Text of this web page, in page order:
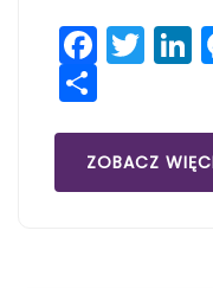
Share
ZOBACZ